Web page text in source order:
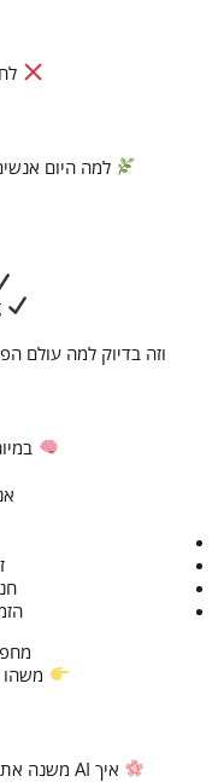
למה היום
וזה בדיוק למה עולם
משהו
איך AI משנה את הדרך שבה אנשים בוחרים פרחים?